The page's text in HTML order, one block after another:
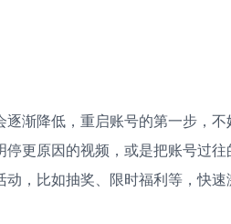
渐降低，重启账号的第一步，
更原因的视频，或是把账号过
，比如抽奖、限时福利等，快